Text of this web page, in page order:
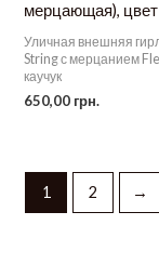
мерцающая),
Уличная внешняя
String с мерцанием
каучук
650,00 грн.
1 2 →